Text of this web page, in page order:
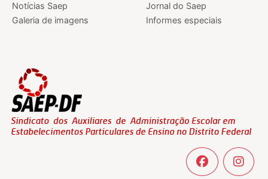
Notícias Saep
Galeria de imagens
Jornal do Saep
Informes especiais